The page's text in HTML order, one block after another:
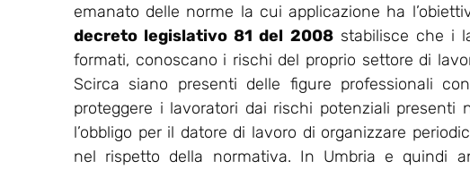
emanato delle norme la cui applicazione ha
decreto legislativo 81 del 2008stabilisce che i
formati, conoscano i rischi del proprio settore di
Scirca siano presenti delle figure professionali
proteggere i lavoratori dai rischi potenziali
l’obbligo per il datore di lavoro di organizzare
nel rispetto della normativa. In Umbria e quindi